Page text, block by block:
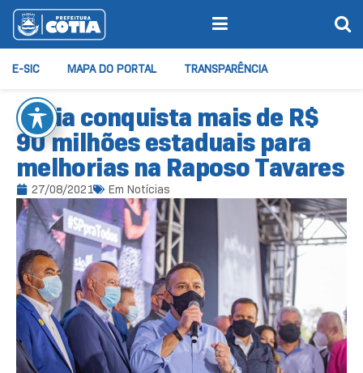
E-SIC MAPA DO PORTAL TRANSPARÊNCIA
Cotia conquista mais de R$
90 milhões estaduais para
melhorias na Raposo Tavares
27/08/2021 Em Notícias